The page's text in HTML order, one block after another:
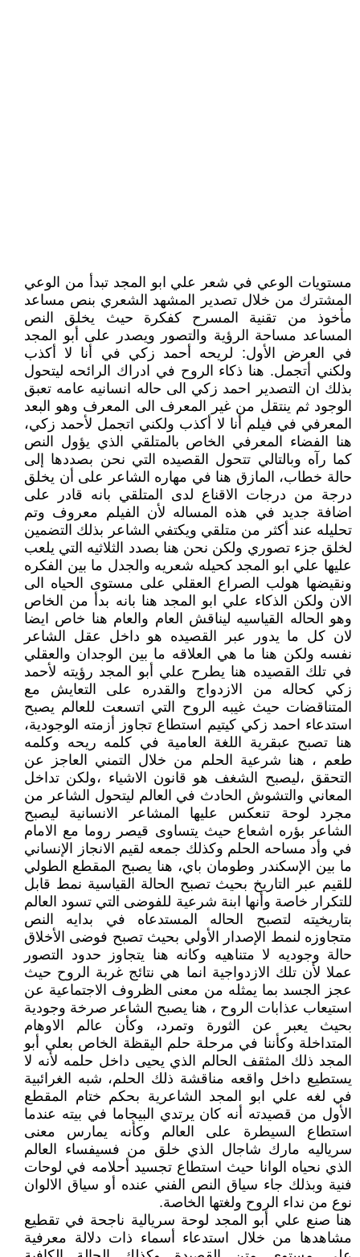
مستويات الوعي في شعر علي ابو المجد تبدأ من الوعي
المشترك من خلال تصدير المشهد الشعري بنص مساعد
مأخوذ من تقنية المسرح كفكرة حيث يخلق النص
المساعد مساحة الرؤية والتصور ويصدر على أبو المجد
في العرض الأول: لريحه أحمد زكي في أنا لا أكذب
ولكني أتجمل. هنا ذكاء الروح في ادراك الرائحه ليتحول
بذلك ان التصدير احمد زكي الى حاله انسانيه عامه تعبق
الوجود ثم ينتقل من غير المعرف الى المعرف وهو البعد
المعرفي في فيلم أنا لا أكذب ولكني اتجمل لأحمد زكي،
هنا الفضاء المعرفي الخاص بالمتلقي الذي يؤول النص
كما رآه وبالتالي تتحول القصيده التي نحن بصددها إلى
حالة خطاب، المازق هنا في مهاره الشاعر على أن يخلق
درجة من درجات الاقناع لدى المتلقي بانه قادر على
اضافة جديد في هذه المساله لأن الفيلم معروف وتم
تحليله عند أكثر من متلقي ويكتفي الشاعر بذلك التضمين
لخلق جزء تصوري ولكن نحن هنا بصدد الثلاثيه التي يلعب
عليها علي ابو المجد كحيله شعريه والجدل ما بين الفكره
ونقيضها هولب الصراع العقلي على مستوى الحياه الى
الان ولكن الذكاء علي ابو المجد هنا بانه بدأ من الخاص
وهو الحاله القياسيه ليناقش العام والعام هنا خاص ايضا
لان كل ما يدور عبر القصيده هو داخل عقل الشاعر
نفسه ولكن هنا ما هي العلاقه ما بين الوجدان والعقلي
في تلك القصيده هنا يطرح علي أبو المجد رؤيته لأحمد
زكي كحاله من الازدواج والقدره على التعايش مع
المتناقضات حيث غيبه الروح التي اتسعت للعالم يصبح
استدعاء احمد زكي كيتيم استطاع تجاوز أزمته الوجودية،
هنا تصبح عبقرية اللغة العامية في كلمه ريحه وكلمه
طعم ، هنا شرعية الحلم من خلال التمني العاجز عن
التحقق ،ليصبح الشغف هو قانون الاشياء ،ولكن تداخل
المعاني والتشوش الحادث في العالم ليتحول الشاعر من
مجرد لوحة تنعكس عليها المشاعر الانسانية ليصبح
الشاعر بؤره اشعاع حيث يتساوى قيصر روما مع الامام
في وأد مساحه الحلم وكذلك جمعه لقيم الانجاز الإنساني
ما بين الإسكندر وطومان باي، هنا يصبح المقطع الطولي
للقيم عبر التاريخ بحيث تصبح الحالة القياسية نمط قابل
للتكرار خاصة وأنها ابنة شرعية للفوضى التي تسود العالم
بتاريخيته لتصبح الحاله المستدعاه في بدايه النص
متجاوزه لنمط الإصدار الأولي بحيث تصبح فوضى الأخلاق
حالة وجوديه لا متناهيه وكانه هنا يتجاوز حدود التصور
عملا لأن تلك الازدواجية انما هي نتائج غربة الروح حيث
عجز الجسد بما يمثله من معنى الظروف الاجتماعية عن
استيعاب عذابات الروح ، هنا يصبح الشاعر صرخة وجودية
بحيث يعبر عن الثورة وتمرد، وكأن عالم الاوهام
المتداخلة وكأننا في مرحلة حلم اليقظة الخاص بعلي أبو
المجد ذلك المثقف الحالم الذي يحيى داخل حلمه لأنه لا
يستطيع داخل واقعه مناقشة ذلك الحلم، شبه الغرائبية
في لغه علي ابو المجد الشاعرية بحكم ختام المقطع
الأول من قصيدته أنه كان يرتدي البيجاما في بيته عندما
استطاع السيطرة على العالم وكأنه يمارس معنى
سرياليه مارك شاجال الذي خلق من فسيفساء العالم
الذي نحياه الوانا حيث استطاع تجسيد أحلامه في لوحات
فنية وبذلك جاء سياق النص الفني عنده أو سياق الالوان
نوع من نداء الروح ولغتها الخاصة.
هنا صنع علي أبو المجد لوحة سريالية ناجحة في تقطيع
مشاهدها من خلال استدعاء أسماء ذات دلالة معرفية